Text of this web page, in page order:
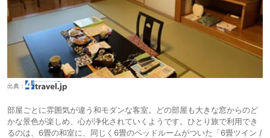
出典：
部屋ごとに雰囲気が違う和モダンな客室。どの部屋も大きな窓からのど
かな景色が楽しめ、心が浄化されていくようです。ひとり旅で利用でき
るのは、6畳の和室に、同じく6畳のベッドルームがついた「6畳ツイン /